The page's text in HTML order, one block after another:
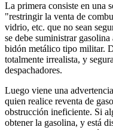
La primera consiste en una
"restringir la venta de
vidrio, etc. que no sean
se debe suministrar
bidón metálico tipo militar.
totalmente irrealista, y
despachadores.
Luego viene una
quien realice reventa de
obstrucción ineficiente. Si
obtener la gasolina, y está